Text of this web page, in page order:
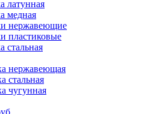
латунная
медная
нержавеющие
пластиковые
стальная
нержавеющая
стальная
чугунная